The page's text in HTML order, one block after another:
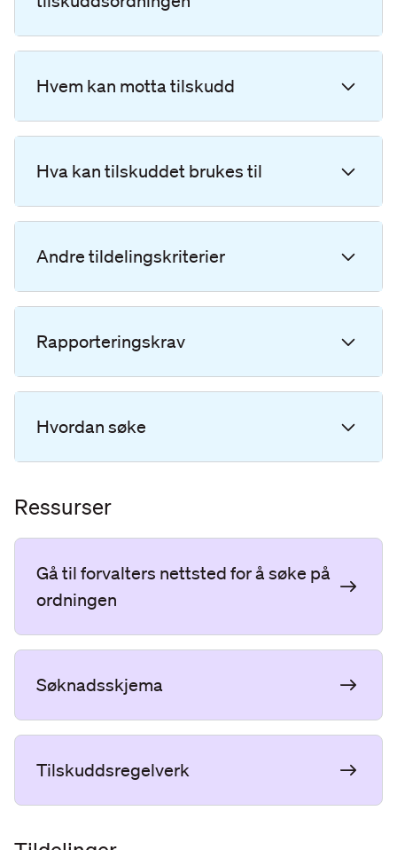
Hvem kan motta tilskudd
Hva kan tilskuddet brukes til
Andre tildelingskriterier
Rapporteringskrav
Hvordan søke
Ressurser
Gå til forvalters nettsted for å søke på
ordningen
Søknadsskjema
Tilskuddsregelverk